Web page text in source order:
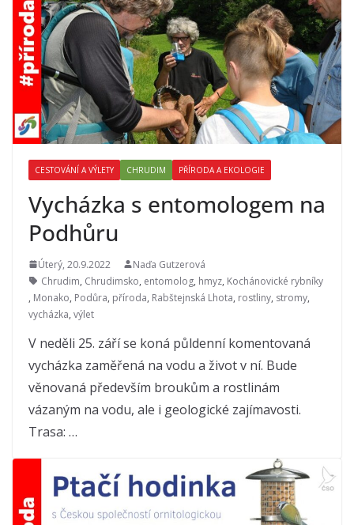
CESTOVÁNÍ A VÝLETY CHRUDIM PŘÍRODA A EKOLOGIE
Vycházka s entomologem na
Podhůru
Úterý, 20.9.2022
Naďa Gutzerová
Chrudim, Chrudimsko, entomolog, hmyz, Kochánovické rybníky
, Monako, Podůra, příroda, Rabštejnská Lhota, rostliny, stromy,
vycházka, výlet
V neděli 25. září se koná půldenní komentovaná
vycházka zaměřená na vodu a život v ní. Bude
věnovaná především broukům a rostlinám
vázaným na vodu, ale i geologické zajímavosti.
Trasa: …